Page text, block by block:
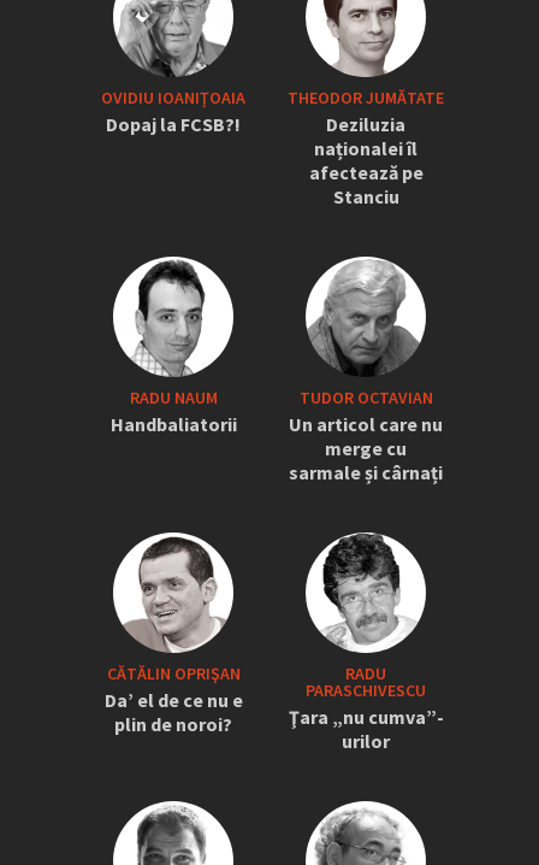
OVIDIU IOANIŢOAIA
Dopaj la FCSB?!
THEODOR JUMĂTATE
Deziluzia
naționalei îl
afectează pe
Stanciu
RADU NAUM
Handbaliatorii
TUDOR OCTAVIAN
Un articol care nu
merge cu
sarmale și cârnați
CĂTĂLIN OPRIŞAN
Da’ el de ce nu e
plin de noroi?
RADU
PARASCHIVESCU
Ţara „nu cumva”-
urilor